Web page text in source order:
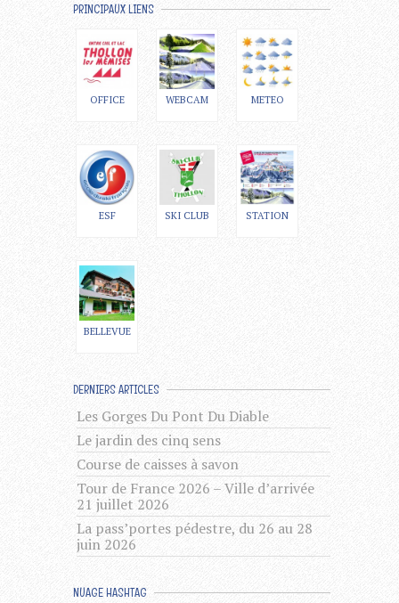
PRINCIPAUX LIENS
OFFICE WEBCAM METEO
ESF SKI CLUB STATION
BELLEVUE
DERNIERS ARTICLES
Les Gorges Du Pont Du Diable
Le jardin des cinq sens
Course de caisses à savon
Tour de France 2026 – Ville d’arrivée
21 juillet 2026
La pass’portes pédestre, du 26 au 28
juin 2026
NUAGE HASHTAG